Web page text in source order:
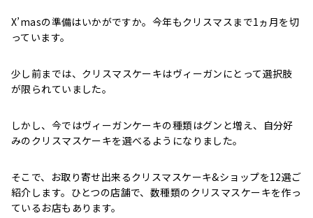
X’masの準備はいかがですか。今年もクリスマスまで1ヵ月を切
っています。
少し前までは、クリスマスケーキはヴィーガンにとって選択肢
が限られていました。
しかし、今ではヴィーガンケーキの種類はグンと増え、自分好
みのクリスマスケーキを選べるようになりました。
そこで、お取り寄せ出来るクリスマスケーキ&ショップを12選ご
紹介します。ひとつの店舗で、数種類のクリスマスケーキを作っ
ているお店もあります。